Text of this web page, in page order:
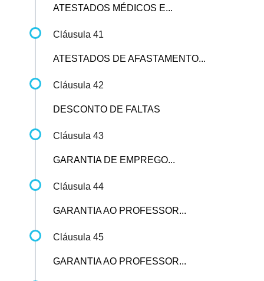
ATESTADOS MÉDICOS E...
Cláusula 41
ATESTADOS DE AFASTAMENTO...
Cláusula 42
DESCONTO DE FALTAS
Cláusula 43
GARANTIA DE EMPREGO...
Cláusula 44
GARANTIA AO PROFESSOR...
Cláusula 45
GARANTIA AO PROFESSOR...